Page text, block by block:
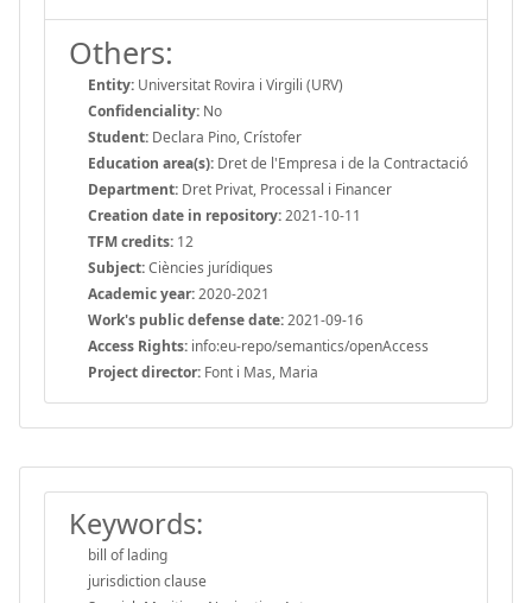
Others:
Entity: Universitat Rovira i Virgili (URV)
Confidenciality: No
Student: Declara Pino, Crístofer
Education area(s): Dret de l'Empresa i de la Contractació
Department: Dret Privat, Processal i Financer
Creation date in repository:2021-10-11
TFM credits: 12
Subject:Ciències jurídiques
Academic year:2020-2021
Work's public defense date:2021-09-16
Access Rights: info:eu-repo/semantics/openAccess
Project director: Font i Mas, Maria
Keywords:
bill of lading
jurisdiction clause